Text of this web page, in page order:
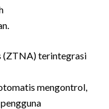
(ZTNA) terintegrasi
mengontrol,